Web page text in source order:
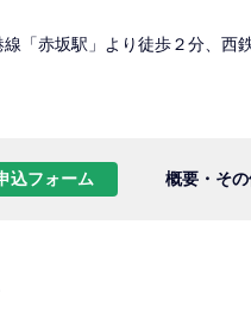
「赤坂駅」より徒歩２分、西
込フォーム 概要・そ